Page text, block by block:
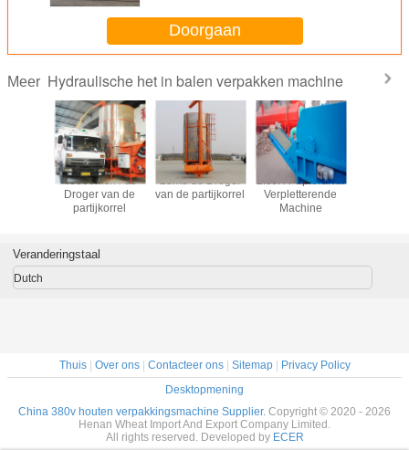
Doorgaan
Meer Hydraulische het in balen verpakken machine
40000m3/H de
Droger van de
partijkorrel
25m3 de Droger
van de partijkorrel
2.5t/H Papierafval
Verpletterende
Machine
Veranderingstaal
Dutch
Thuis| Over ons| Contacteer ons| Sitemap| Privacy Policy
Desktopmening
China 380v houten verpakkingsmachine Supplier. Copyright © 2020 - 2026
Henan Wheat Import And Export Company Limited.
All rights reserved. Developed by ECER